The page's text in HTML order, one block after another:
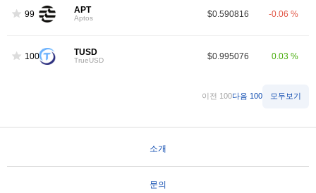
99 APT
Aptos $0.590816 -0.06 %
100 TUSD
TrueUSD $0.995076 0.03 %
이전 100다음 100 모두보기
소개
문의